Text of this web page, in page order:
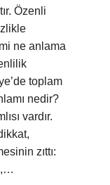
Özenli
ne anlama
toplam
nedir?
vardır.
zıttı: